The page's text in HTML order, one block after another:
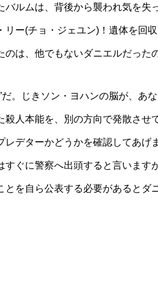
バルムは、背後から襲われ気を失
リー(チョ・ジェユン)！遺体を回
のは、他でもないダニエルだった
”だ。じきソン・ヨハンの脳が、
殺人本能を、別の方向で発散させ
レデターかどうかを確認してあげ
すぐに警察へ出頭すると言いま
とを自ら公表する必要があるとダ